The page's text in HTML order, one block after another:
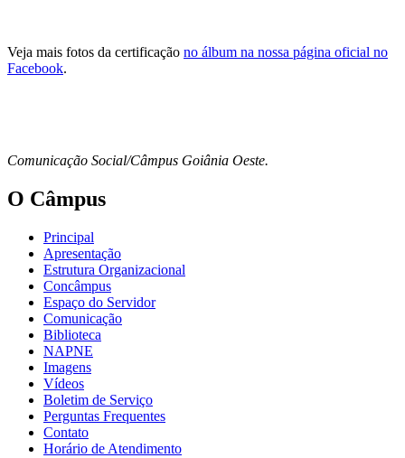
Veja mais fotos da certificação no álbum na nossa página oficial no
Facebook.
Comunicação Social/Câmpus Goiânia Oeste.
O Câmpus
Principal
Apresentação
Estrutura Organizacional
Concâmpus
Espaço do Servidor
Comunicação
Biblioteca
NAPNE
Imagens
Vídeos
Boletim de Serviço
Perguntas Frequentes
Contato
Horário de Atendimento